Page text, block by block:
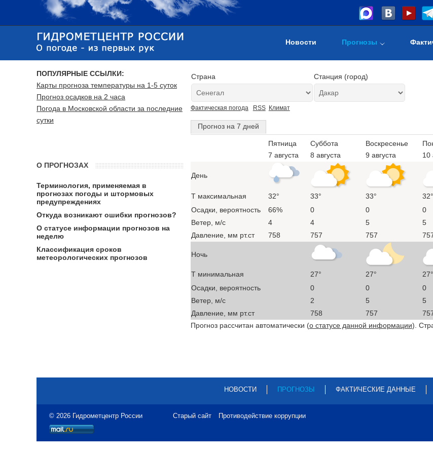
Новости Прогнозы
Страна Станция (город)
Фактическая погода RSS Климат
Прогноз на 7 дней
Пятница
7 августа
Суббота
8 августа
Воскресенье
9 августа
10
День
T максимальная 32° 33° 33° 32°
Осадки, вероятность
66% 0 0 0
Ветер, м/с
4 4 5 5
Давление, мм рт.ст
758 757 757
Ночь
T минимальная 27° 27° 27°
Осадки, вероятность
0 0 0
Ветер, м/с
2 5 5
Давление, мм рт.ст
758 757
Прогноз рассчитан автоматически (о статусе данной информации).
ПОПУЛЯРНЫЕ ССЫЛКИ:
Карты прогноза температуры на 1-5 суток
Прогноз осадков на 2 часа
Погода в Московской области за последние
сутки
О ПРОГНОЗАХ
Терминология, применяемая в
прогнозах погоды и штормовых
предупреждениях
Откуда возникают ошибки прогнозов?
О статусе информации прогнозов на
неделю
Классификация сроков
метеорологических прогнозов
НОВОСТИ ПРОГНОЗЫ ФАКТИЧЕСКИЕ ДАННЫЕ
© 2026 Гидрометцентр России Старый сайт Противодействие коррупции